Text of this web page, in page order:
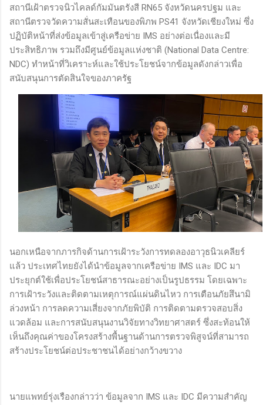
สถานีเฝ้าตรวจนิวไคลด์กัมมันตรังสี RN65 จังหวัดนครปฐม และ
สถานีตรวจวัดความสั่นสะเทือนของพิภพ PS41 จังหวัดเชียงใหม่ ซึ่ง
ปฏิบัติหน้าที่ส่งข้อมูลเข้าสู่เครือข่าย IMS อย่างต่อเนื่องและมี
ประสิทธิภาพ รวมถึงมีศูนย์ข้อมูลแห่งชาติ (National Data Centre:
NDC) ทำหน้าที่วิเคราะห์และใช้ประโยชน์จากข้อมูลดังกล่าวเพื่อ
สนับสนุนการตัดสินใจของภาครัฐ
นอกเหนือจากภารกิจด้านการเฝ้าระวังการทดลองอาวุธนิวเคลียร์
แล้ว ประเทศไทยยังได้นำข้อมูลจากเครือข่าย IMS และ IDC มา
ประยุกต์ใช้เพื่อประโยชน์สาธารณะอย่างเป็นรูปธรรม โดยเฉพาะ
การเฝ้าระวังและติดตามเหตุการณ์แผ่นดินไหว การเตือนภัยสึนามิ
ล่วงหน้า การลดความเสี่ยงจากภัยพิบัติ การติดตามตรวจสอบสิ่ง
แวดล้อม และการสนับสนุนงานวิจัยทางวิทยาศาสตร์ ซึ่งสะท้อนให้
เห็นถึงคุณค่าของโครงสร้างพื้นฐานด้านการตรวจพิสูจน์ที่สามารถ
สร้างประโยชน์ต่อประชาชนได้อย่างกว้างขวาง
นายแพทย์รุ่งเรืองกล่าวว่า ข้อมูลจาก IMS และ IDC มีความสำคัญ